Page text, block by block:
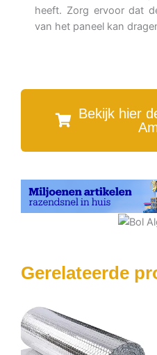
heeft. Zorg ervoor dat
van het paneel kan
Bekijk hier
Gerelateerde